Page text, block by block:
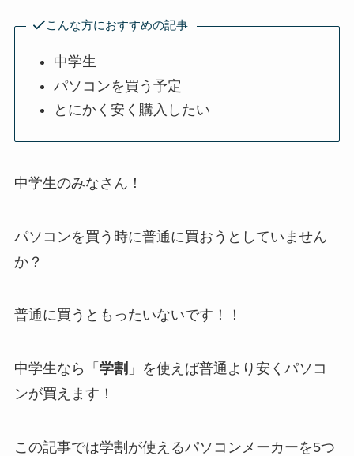
こんな方におすすめの記事
中学生
パソコンを買う予定
とにかく安く購入したい
中学生のみなさん！
パソコンを買う時に普通に買おうとしていません
か？
普通に買うともったいないです！！
中学生なら「 学割 」を使えば普通より安くパソコ
ンが買えます！
この記事では学割が使えるパソコンメーカーを5つ